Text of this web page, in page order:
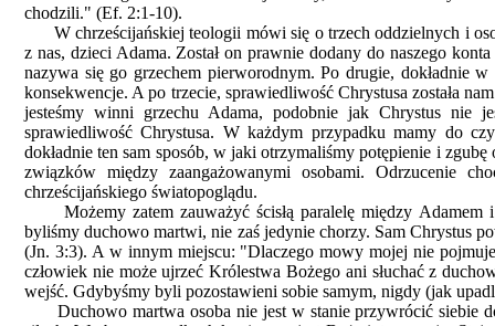
chodzili." (Ef. 2:1-10).
W chrześcijańskiej teologii mówi się o trzech oddzielnych i
z nas, dzieci Adama. Został on prawnie dodany do naszego
nazywa się go grzechem pierworodnym. Po drugie, dokładnie
konsekwencje. A po trzecie, sprawiedliwość Chrystusa została
jesteśmy winni grzechu Adama, podobnie jak Chrystus nie
sprawiedliwość Chrystusa. W każdym przypadku mamy do
dokładnie ten sam sposób, w jaki otrzymaliśmy potępienie i
związków między zaangażowanymi osobami. Odrzucenie
chrześcijańskiego światopoglądu.
Możemy zatem zauważyć ścisłą paralelę między Adamem i
byliśmy duchowo martwi, nie zaś jedynie chorzy. Sam Chrystus
(Jn. 3:3). A w innym miejscu: "Dlaczego mowy mojej nie
człowiek nie może ujrzeć Królestwa Bożego ani słuchać z
wejść. Gdybyśmy byli pozostawieni sobie samym, nigdy (jak
Duchowo martwa osoba nie jest w stanie przywrócić siebie